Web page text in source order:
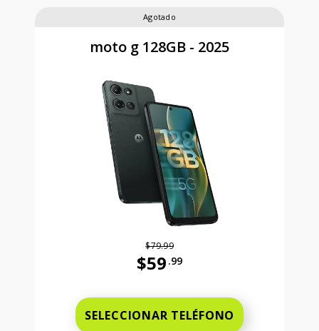
Agotado
moto g 128GB - 2025
$79.99
$59 .99
SELECCIONAR TELÉFONO